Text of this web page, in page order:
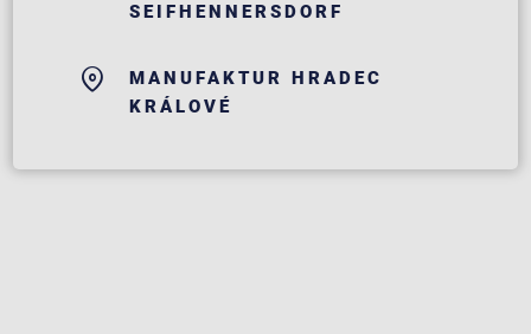
SEIFHENNERSDORF
MANUFAKTUR HRADEC
KRÁLOVÉ